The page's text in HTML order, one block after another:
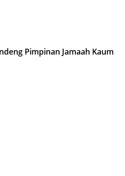
Pimpinan Jamaah Kaum